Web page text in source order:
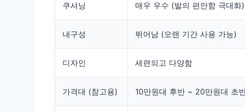
쿠셔닝 매우 우수 (발의 편안함 극대화)
내구성 뛰어남 (오랜 기간 사용 가능)
디자인 세련되고 다양함
가격대 (참고용) 10만원대 후반 ~ 20만원대 초